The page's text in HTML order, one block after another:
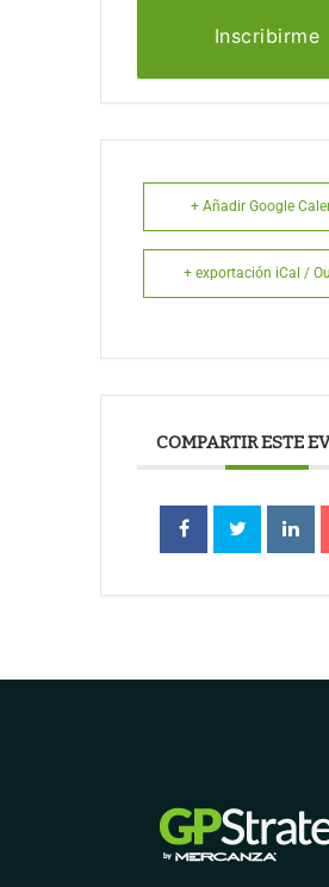
Inscribirme
+ Añadir Google
+ exportación iCal /
COMPARTIR ESTE